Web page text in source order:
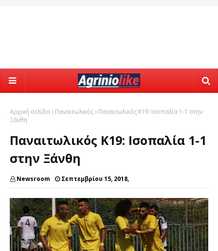
Αρχική σελίδα Παναιτωλικός
Παναιτωλικός Κ19: Ισοπαλία 1-1 στην
Ξάνθη
Παναιτωλικός Κ19: Ισοπαλία 1-1
στην Ξάνθη
Newsroom Σεπτεμβρίου 15, 2018,